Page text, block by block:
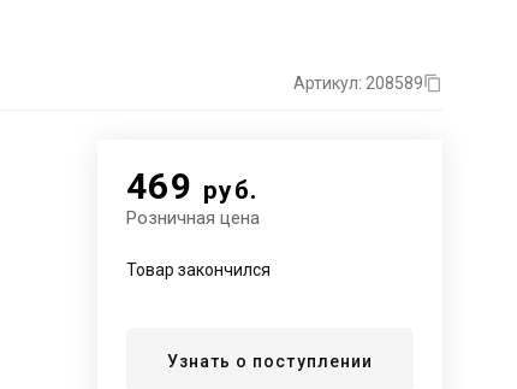
Артикул: 208589
469 руб.
Розничная цена
Товар закончился
Узнать о поступлении